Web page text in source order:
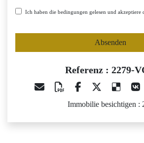
Ich haben die bedingungen gelesen und akzeptiere
Absenden
Referenz : 2279-
Immobilie besichtigen :